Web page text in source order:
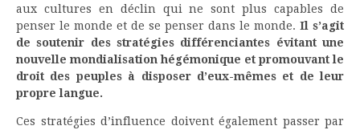
aux cultures en déclin qui ne sont plus capables de
penser le monde et de se penser dans le monde. Il s’agit
de soutenir des stratégies différenciantes évitant une
nouvelle mondialisation hégémonique et promouvant le
droit des peuples à disposer d’eux-mêmes et de leur
propre langue.
Ces stratégies d’influence doivent également passer par